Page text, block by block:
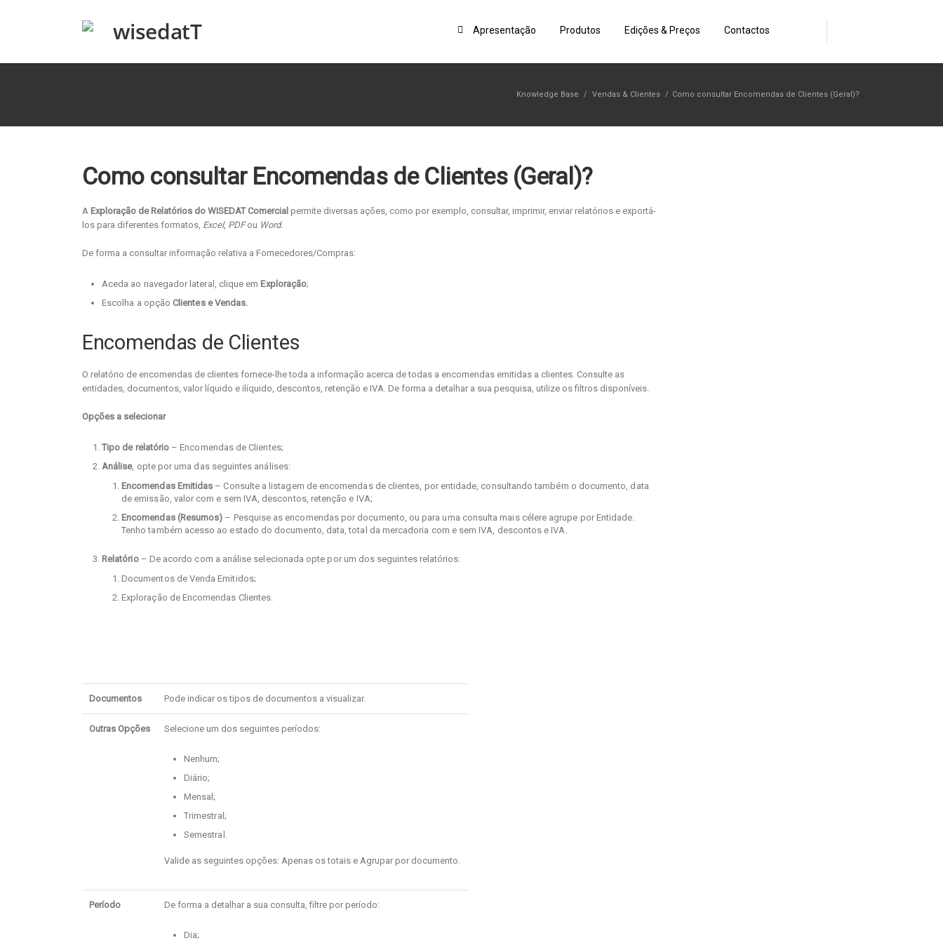
Apresentação Produtos Edições & Preços Contactos
Knowledge Base / Vendas & Clientes / Como consultar Encomendas de Clientes (Geral)?
Como consultar Encomendas de Clientes (Geral)?
A Exploração de Relatórios do WISEDAT Comercial permite diversas ações, como por exemplo, consultar, imprimir, enviar relatórios e exportá-
los para diferentes formatos, Excel, PDFou Word.
De forma a consultar informação relativa a Fornecedores/Compras:
Aceda ao navegador lateral, clique em Exploração;
Escolha a opção Clientes e Vendas.
Encomendas de Clientes
O relatório de encomendas de clientes fornece-lhe toda a informação acerca de todas a encomendas emitidas a clientes. Consulte as
entidades, documentos, valor líquido e ilíquido, descontos, retenção e IVA. De forma a detalhar a sua pesquisa, utilize os filtros disponíveis.
Opções a selecionar
Tipo de relatório – Encomendas de Clientes;
Análise, opte por uma das seguintes análises:
Encomendas Emitidas – Consulte a listagem de encomendas de clientes, por entidade, consultando também o documento, data
de emissão, valor com e sem IVA, descontos, retenção e IVA;
Encomendas (Resumos) – Pesquise as encomendas por documento, ou para uma consulta mais célere agrupe por Entidade.
Tenho também acesso ao estado do documento, data, total da mercadoria com e sem IVA, descontos e IVA.
Relatório– De acordo com a análise selecionada opte por um dos seguintes relatórios:
Documentos de Venda Emitidos;
Exploração de Encomendas Clientes.
Documentos Pode indicar os tipos de documentos a visualizar.
Outras Opções Selecione um dos seguintes períodos:
Nenhum;
Diário;
Mensal;
Trimestral;
Semestral.
Valide as seguintes opções: Apenas os totais e Agrupar por documento.
Período De forma a detalhar a sua consulta, filtre por período:
Dia;